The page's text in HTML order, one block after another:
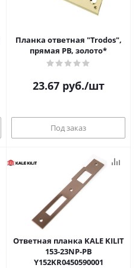
Планка ответная "Trodos",
прямая PB, золото*
23.67руб./шт
Под заказ
Ответная планка KALE KILIT
153-23NP-PB
Y152KR0450590001